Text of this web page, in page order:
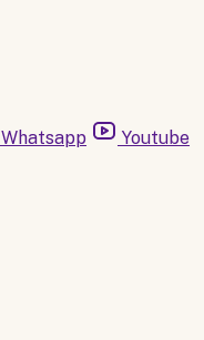
Whatsapp Youtube